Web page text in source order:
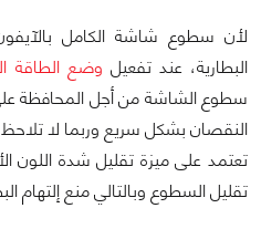
لأن سطوع شاشة الكامل
البطارية، عند تفعيل وضع الطاقة
سطوع الشاشة من أجل المحافظة
النقصان بشكل سريع وربما لا
تعتمد على ميزة تقليل شدة اللون
تقليل السطوع وبالتالي منع إلتهام